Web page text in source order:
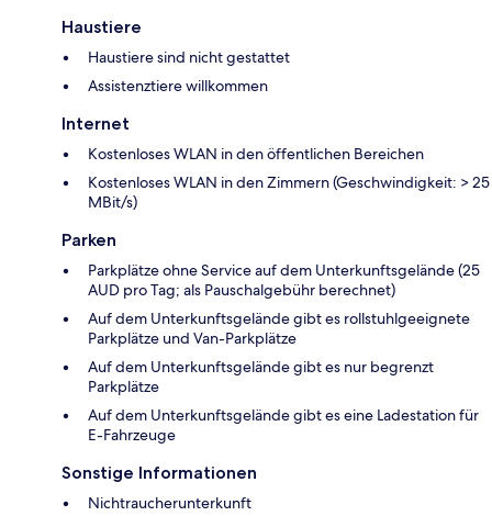
Haustiere
Haustiere sind nicht gestattet
Assistenztiere willkommen
Internet
Kostenloses WLAN in den öffentlichen Bereichen
Kostenloses WLAN in den Zimmern (Geschwindigkeit: > 25
MBit/s)
Parken
Parkplätze ohne Service auf dem Unterkunftsgelände (25
AUD pro Tag; als Pauschalgebühr berechnet)
Auf dem Unterkunftsgelände gibt es rollstuhlgeeignete
Parkplätze und Van-Parkplätze
Auf dem Unterkunftsgelände gibt es nur begrenzt
Parkplätze
Auf dem Unterkunftsgelände gibt es eine Ladestation für
E-Fahrzeuge
Sonstige Informationen
Nichtraucherunterkunft